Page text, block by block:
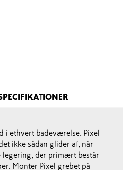
i ethvert badeværelse. Pixel
ikke sådan glider af, når
legering, der primært består
Monter Pixel grebet på